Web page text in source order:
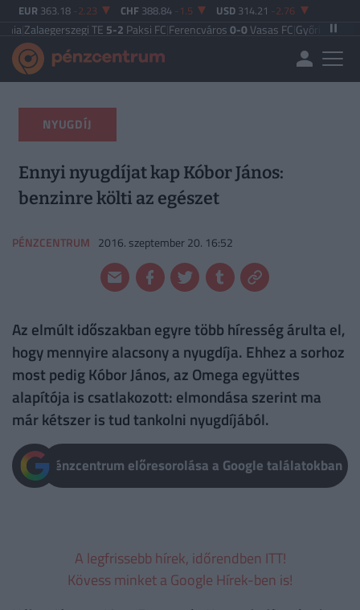
EUR 363.18 -2.23 CHF 388.84 -1.5 USD 314.21 -2.76
TE5-2Paksi FC|Ferencváros0-0Vasas FC|Győri ETO FC4-0
NYUGDÍJ
Ennyi nyugdíjat kap Kóbor János:
benzinre költi az egészet
PÉNZCENTRUM 2016. szeptember 20. 16:52
Az elmúlt időszakban egyre több híresség árulta el,
hogy mennyire alacsony a nyugdíja. Ehhez a sorhoz
most pedig Kóbor János, az Omega együttes
alapítója is csatlakozott: elmondása szerint ma
már kétszer is tud tankolni nyugdíjából.
Pénzcentrum előresorolása a Google találatokban
A legfrissebb hírek, időrendben ITT!
Kövess minket a Google Hírek-ben is!